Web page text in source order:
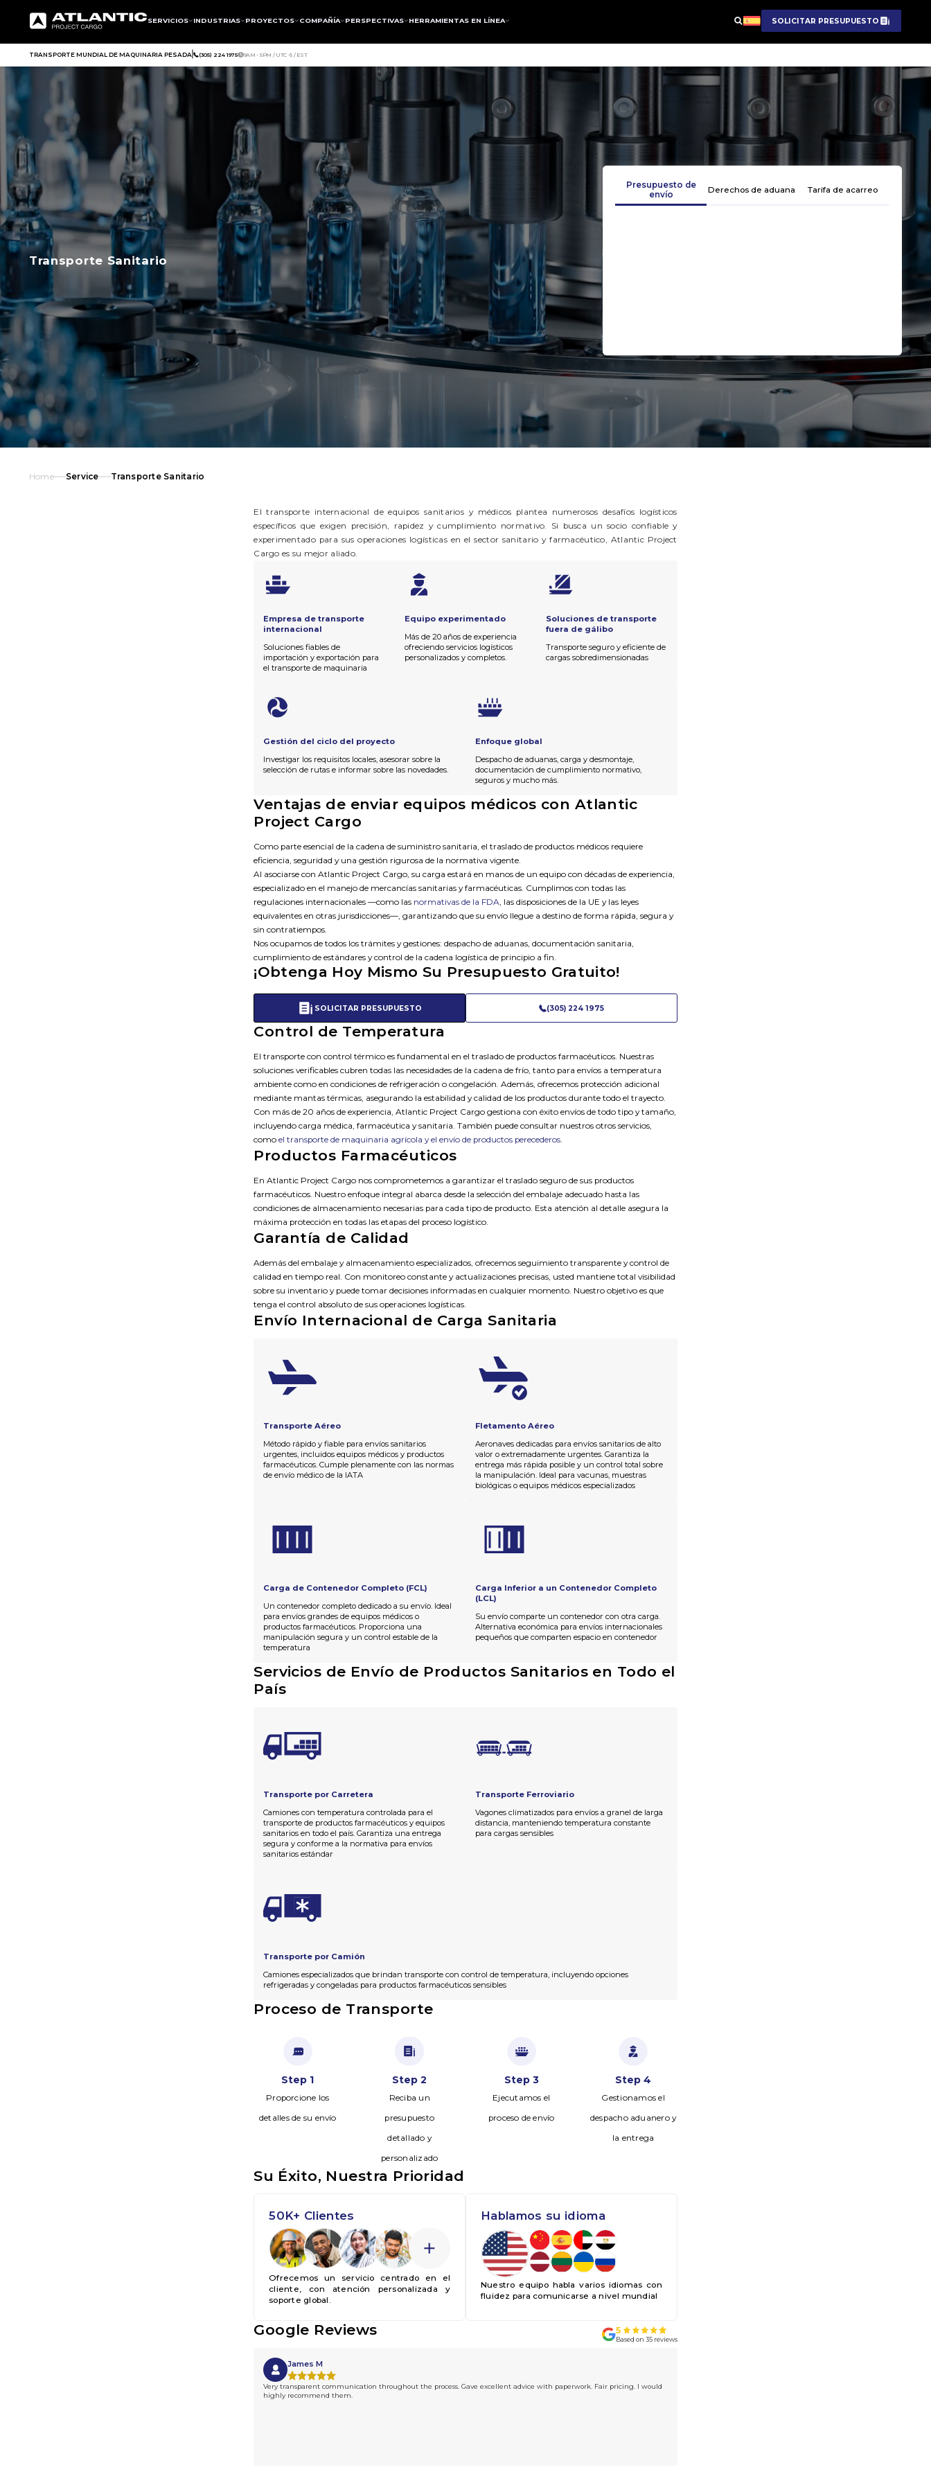
SERVICIOS INDUSTRIAS PROYECTOS COMPAÑÍA PERSPECTIVAS HERRAMIENTAS EN LÍNEA SOLICITAR PRESUPUESTO
TRANSPORTE MUNDIAL DE MAQUINARIA PESADA (305) 224 1975 9AM - 5PM / UTC -5 / EST
Transporte Sanitario
Presupuesto de
envío
Derechos de aduana Tarifa de acarreo
Home Service Transporte Sanitario
El transporte internacional de equipos sanitarios y médicos plantea numerosos desafíos logísticos
específicos que exigen precisión, rapidez y cumplimiento normativo. Si busca un socio confiable y
experimentado para sus operaciones logísticas en el sector sanitario y farmacéutico, Atlantic Project
Cargo es su mejor aliado.
Empresa de transporte
internacional
Soluciones fiables de
importación y exportación para
el transporte de maquinaria
Equipo experimentado
Más de 20 años de experiencia
ofreciendo servicios logísticos
personalizados y completos.
Soluciones de transporte
fuera de gálibo
Transporte seguro y eficiente de
cargas sobredimensionadas
Gestión del ciclo del proyecto
Investigar los requisitos locales, asesorar sobre la
selección de rutas e informar sobre las novedades.
Enfoque global
Despacho de aduanas, carga y desmontaje,
documentación de cumplimiento normativo,
seguros y mucho más.
Ventajas de enviar equipos médicos con Atlantic
Project Cargo
Como parte esencial de la cadena de suministro sanitaria, el traslado de productos médicos requiere
eficiencia, seguridad y una gestión rigurosa de la normativa vigente.
Al asociarse con Atlantic Project Cargo, su carga estará en manos de un equipo con décadas de experiencia,
especializado en el manejo de mercancías sanitarias y farmacéuticas. Cumplimos con todas las
regulaciones internacionales —como las normativas de la FDA, las disposiciones de la UE y las leyes
equivalentes en otras jurisdicciones—, garantizando que su envío llegue a destino de forma rápida, segura y
sin contratiempos.
Nos ocupamos de todos los trámites y gestiones: despacho de aduanas, documentación sanitaria,
cumplimiento de estándares y control de la cadena logística de principio a fin.
¡Obtenga Hoy Mismo Su Presupuesto Gratuito!
SOLICITAR PRESUPUESTO (305) 224 1975
Control de Temperatura
El transporte con control térmico es fundamental en el traslado de productos farmacéuticos. Nuestras
soluciones verificables cubren todas las necesidades de la cadena de frío, tanto para envíos a temperatura
ambiente como en condiciones de refrigeración o congelación. Además, ofrecemos protección adicional
mediante mantas térmicas, asegurando la estabilidad y calidad de los productos durante todo el trayecto.
Con más de 20 años de experiencia, Atlantic Project Cargo gestiona con éxito envíos de todo tipo y tamaño,
incluyendo carga médica, farmacéutica y sanitaria. También puede consultar nuestros otros servicios,
comoel transporte de maquinaria agrícola y el envío de productos perecederos.
Productos Farmacéuticos
En Atlantic Project Cargo nos comprometemos a garantizar el traslado seguro de sus productos
farmacéuticos. Nuestro enfoque integral abarca desde la selección del embalaje adecuado hasta las
condiciones de almacenamiento necesarias para cada tipo de producto. Esta atención al detalle asegura la
máxima protección en todas las etapas del proceso logístico.
Garantía de Calidad
Además del embalaje y almacenamiento especializados, ofrecemos seguimiento transparente y control de
calidad en tiempo real. Con monitoreo constante y actualizaciones precisas, usted mantiene total visibilidad
sobre su inventario y puede tomar decisiones informadas en cualquier momento. Nuestro objetivo es que
tenga el control absoluto de sus operaciones logísticas.
Envío Internacional de Carga Sanitaria
Transporte Aéreo
Método rápido y fiable para envíos sanitarios
urgentes, incluidos equipos médicos y productos
farmacéuticos. Cumple plenamente con las normas
de envío médico de la IATA
Fletamento Aéreo
Aeronaves dedicadas para envíos sanitarios de alto
valor o extremadamente urgentes. Garantiza la
entrega más rápida posible y un control total sobre
la manipulación. Ideal para vacunas, muestras
biológicas o equipos médicos especializados
Carga de Contenedor Completo (FCL)
Un contenedor completo dedicado a su envío. Ideal
para envíos grandes de equipos médicos o
productos farmacéuticos. Proporciona una
manipulación segura y un control estable de la
temperatura
Carga Inferior a un Contenedor Completo
(LCL)
Su envío comparte un contenedor con otra carga.
Alternativa económica para envíos internacionales
pequeños que comparten espacio en contenedor
Servicios de Envío de Productos Sanitarios en Todo el
País
Transporte por Carretera
Camiones con temperatura controlada para el
transporte de productos farmacéuticos y equipos
sanitarios en todo el país. Garantiza una entrega
segura y conforme a la normativa para envíos
sanitarios estándar
Transporte Ferroviario
Vagones climatizados para envíos a granel de larga
distancia, manteniendo temperatura constante
para cargas sensibles
Transporte por Camión
Camiones especializados que brindan transporte con control de temperatura, incluyendo opciones
refrigeradas y congeladas para productos farmacéuticos sensibles
Proceso de Transporte
Step 1
Proporcione los
detalles de su envío
Step 2
Reciba un
presupuesto
detallado y
personalizado
Step 3
Ejecutamos el
proceso de envío
Step 4
Gestionamos el
despacho aduanero y
la entrega
Su Éxito, Nuestra Prioridad
50K+ Clientes
Ofrecemos un servicio centrado en el
cliente, con atención personalizada y
soporte global.
Hablamos su idioma
Nuestro equipo habla varios idiomas con
fluidez para comunicarse a nivel mundial
Google Reviews
Based on 35 reviews
James M
Very transparent communication throughout the process. Gave excellent advice with paperwork. Fair pricing. I would
highly recommend them.